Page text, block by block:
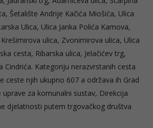
Šetalište Andrije Kačića Miošića, Ulica
Ulica, Ulica Janka Polića Kamova,
ulica, Zvonimirova ulica, Ulica
cesta, Ribarska ulica, Jelačićev trg,
Cindrića. Kategoriju nerazvrstanih cesta
ceste njih ukupno 607 a održava ih Grad
uprave za komunalni sustav, Direkcija
djelatnosti putem trgovačkog društva